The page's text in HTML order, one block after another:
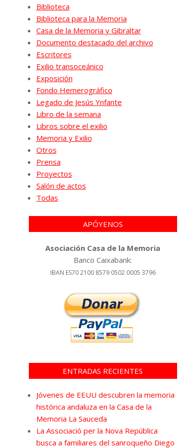
Biblioteca
Biblioteca para la Memoria
Casa de la Memoria y Gibraltar
Documento destacado del archivo
Escritores
Exilio transoceánico
Exposición
Fondo Hemerográfico
Legado de Jesús Ynfante
Libro de la semana
Libros sobre el exilio
Memoria y Exilio
Otros
Prensa
Proyectos
Salón de actos
Todas
APÓYENOS
Asociación Casa de la Memoria
Banco Caixabank:
IBAN ES70 2100 8579 0502 0005 3796
ENTRADAS RECIENTES
Jóvenes de EEUU descubren la memoria
histórica andaluza en la Casa de la
Memoria La Sauceda
La Associació per la Nova República
busca a familiares del sanroqueño Diego